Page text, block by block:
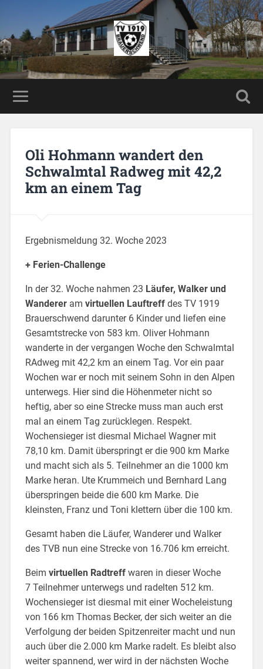
Oli Hohmann wandert den
Schwalmtal Radweg mit 42,2
km an einem Tag
Ergebnismeldung 32. Woche 2023
+ Ferien-Challenge
In der 32. Woche nahmen 23 Läufer, Walker und
Wanderer am virtuellen Lauftreffdes TV 1919
Brauerschwend darunter 6 Kinder und liefen eine
Gesamtstrecke von 583 km. Oliver Hohmann
wanderte in der vergangen Woche den Schwalmtal
RAdweg mit 42,2 km an einem Tag. Vor ein paar
Wochen war er noch mit seinem Sohn in den Alpen
unterwegs. Hier sind die Höhenmeter nicht so
heftig, aber so eine Strecke muss man auch erst
mal an einem Tag zurücklegen. Respekt.
Wochensieger ist diesmal Michael Wagner mit
78,10 km. Damit überspringt er die 900 km Marke
und macht sich als 5. Teilnehmer an die 1000 km
Marke heran. Ute Krummeich und Bernhard Lang
überspringen beide die 600 km Marke. Die
kleinsten, Franz und Toni klettern über die 100 km.
Gesamt haben die Läufer, Wanderer und Walker
des TVB nun eine Strecke von 16.706 km erreicht.
Beim virtuellen Radtreffwaren in dieser Woche
7 Teilnehmer unterwegs und radelten 512 km.
Wochensieger ist diesmal mit einer Wocheleistung
von 166 km Thomas Becker, der sich weiter an die
Verfolgung der beiden Spitzenreiter macht und nun
auch über die 2.000 km Marke radelt. Es bleibt also
weiter spannend, wer wird in der nächsten Woche